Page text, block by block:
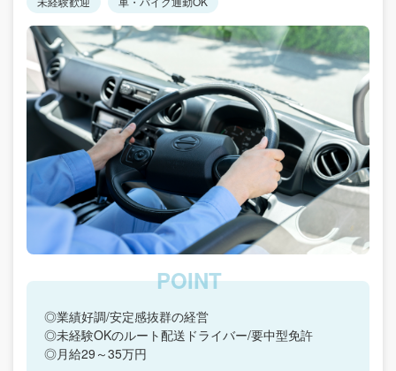
◎業績好調/安定感抜群の経営
◎未経験OKのルート配送ドライバー/要中型免許
◎月給29～35万円